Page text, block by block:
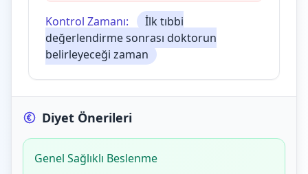
Kontrol Zamanı:
İlk tıbbi
değerlendirme sonrası doktorun
belirleyeceği zaman
Diyet Önerileri
Genel Sağlıklı Beslenme